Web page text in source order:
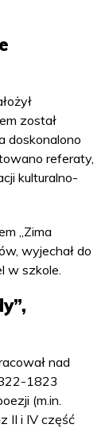
został
doskonalono
referaty,
kulturalno-
„Zima
wyjechał do
w szkole.
nad
1823
(m.in.
II i IV część